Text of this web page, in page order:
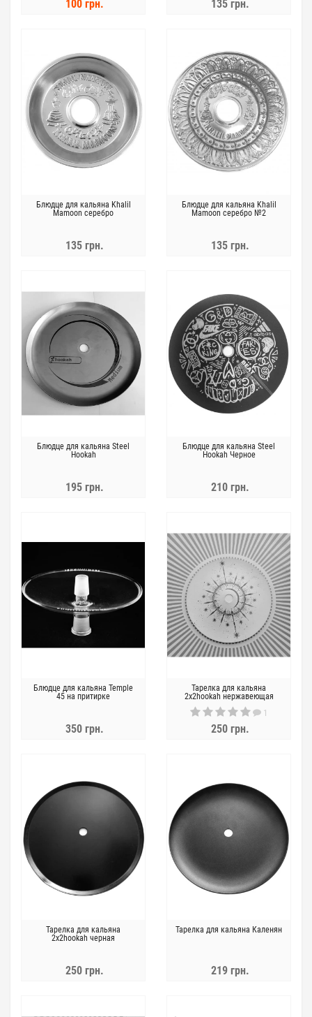
100 грн. 135 грн.
Блюдце для кальяна Khalil
Mamoon серебро
135 грн.
Блюдце для кальяна Khalil
Mamoon серебро №2
135 грн.
Блюдце для кальяна Steel
Hookah
195 грн.
Блюдце для кальяна Steel
Hookah Черное
210 грн.
Блюдце для кальяна Temple
45 на притирке
350 грн.
Тарелка для кальяна
2x2hookah нержавеющая
сталь
1
250 грн.
Тарелка для кальяна
2x2hookah черная
250 грн.
Тарелка для кальяна Каленян
219 грн.